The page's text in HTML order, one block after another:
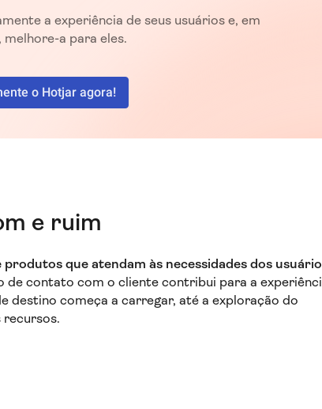
a experiência de seus usuários e, em
melhore-a para eles.
o Hotjar agora!
e ruim
produtos que atendam às necessidades dos
de contato com o cliente contribui para a
destino começa a carregar, até a exploração do
recursos.